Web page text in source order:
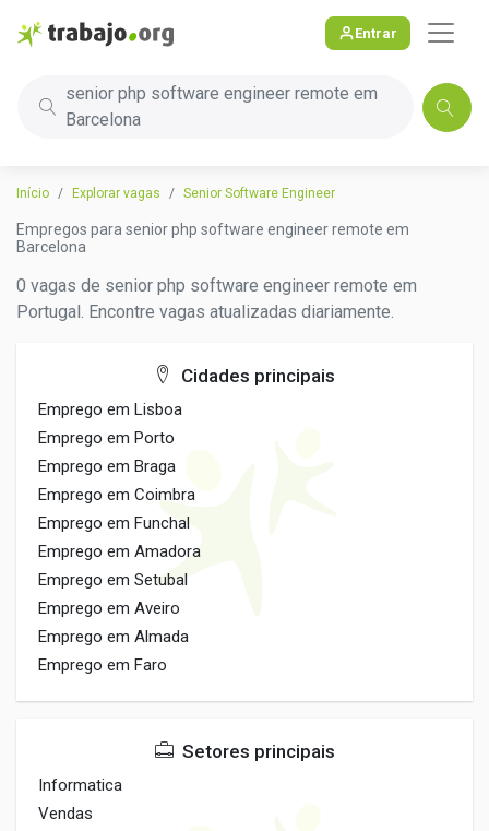
Entrar
senior php software engineer remote em
Barcelona
Início Explorar vagas Senior Software Engineer
Empregos para senior php software engineer remote em
Barcelona
0 vagas de senior php software engineer remote em
Portugal. Encontre vagas atualizadas diariamente.
Cidades principais
Emprego em Lisboa
Emprego em Porto
Emprego em Braga
Emprego em Coimbra
Emprego em Funchal
Emprego em Amadora
Emprego em Setubal
Emprego em Aveiro
Emprego em Almada
Emprego em Faro
Setores principais
Informatica
Vendas